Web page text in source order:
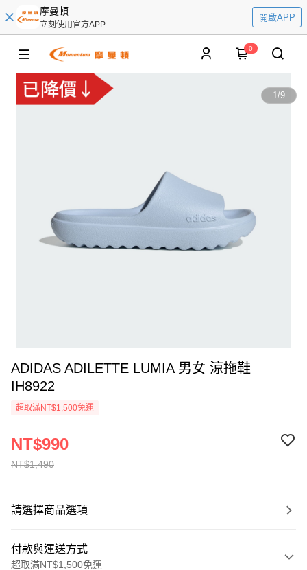
摩曼頓
立刻使用官方APP
開啟APP
0
1/9
ADIDAS ADILETTE LUMIA 男女 涼拖鞋
IH8922
超取滿NT$1,500免運
NT$1,490
NT$990
請選擇商品選項
付款與運送方式
超取滿NT$1,500免運